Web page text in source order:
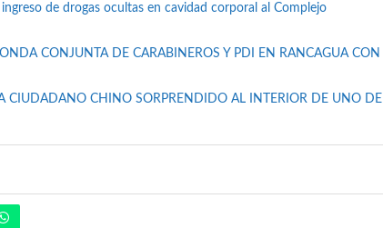
de drogas ocultas en cavidad corporal al Complejo
CONJUNTA DE CARABINEROS Y PDI EN RANCAGUA CON
CIUDADANO CHINO SORPRENDIDO AL INTERIOR DE UNO DE